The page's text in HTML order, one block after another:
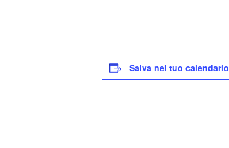
Salva nel tuo calendario